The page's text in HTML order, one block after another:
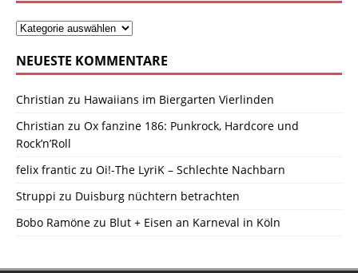
NEUESTE KOMMENTARE
Christian zu Hawaiians im Biergarten Vierlinden
Christian zu Ox fanzine 186: Punkrock, Hardcore und
Rock’n’Roll
felix frantic zu Oi!-The LyriK – Schlechte Nachbarn
Struppi zu Duisburg nüchtern betrachten
Bobo Ramöne zu Blut + Eisen an Karneval in Köln